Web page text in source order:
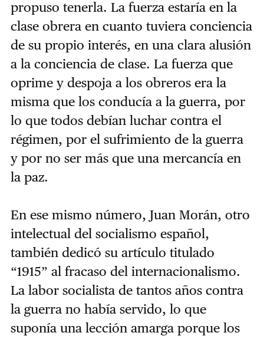
propuso tenerla. La fuerza estaría en la
clase obrera en cuanto tuviera conciencia
de su propio interés, en una clara alusión
a la conciencia de clase. La fuerza que
oprime y despoja a los obreros era la
misma que los conducía a la guerra, por
lo que todos debían luchar contra el
régimen, por el sufrimiento de la guerra
y por no ser más que una mercancía en
la paz.
En ese mismo número, Juan Morán, otro
intelectual del socialismo español,
también dedicó su artículo titulado
“1915” al fracaso del internacionalismo.
La labor socialista de tantos años contra
la guerra no había servido, lo que
suponía una lección amarga porque los